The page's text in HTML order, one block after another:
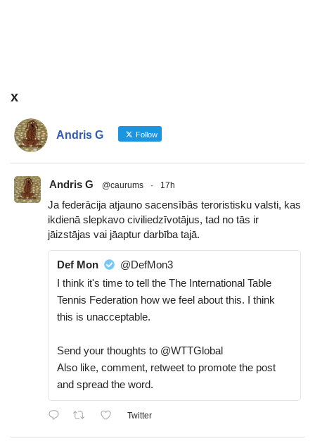
x
Andris G Follow
Andris G @caurums · 17h
Ja federācija atjauno sacensībās teroristisku valsti, kas
ikdienā slepkavo civiliedzīvotājus, tad no tās ir
jāizstājas vai jāaptur darbība tajā.
Def Mon
@DefMon3
I think it's time to tell the The International Table
Tennis Federation how we feel about this. I think
this is unacceptable.
Send your thoughts to @WTTGlobal
Also like, comment, retweet to promote the post
and spread the word.
Twitter